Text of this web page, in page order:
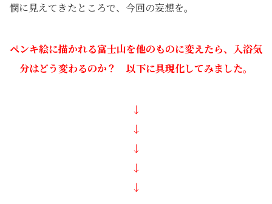
憫に見えてきたところで、今回の妄想を。
ペンキ絵に描かれる富士山を他のものに変えたら、入浴気
分はどう変わるのか？ 以下に具現化してみました。
↓
↓
↓
↓
↓